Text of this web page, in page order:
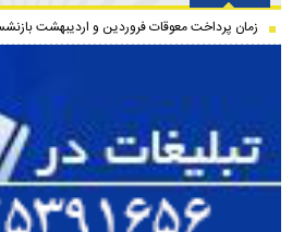
زمان پرداخت معوقات فروردین و اردیبهشت